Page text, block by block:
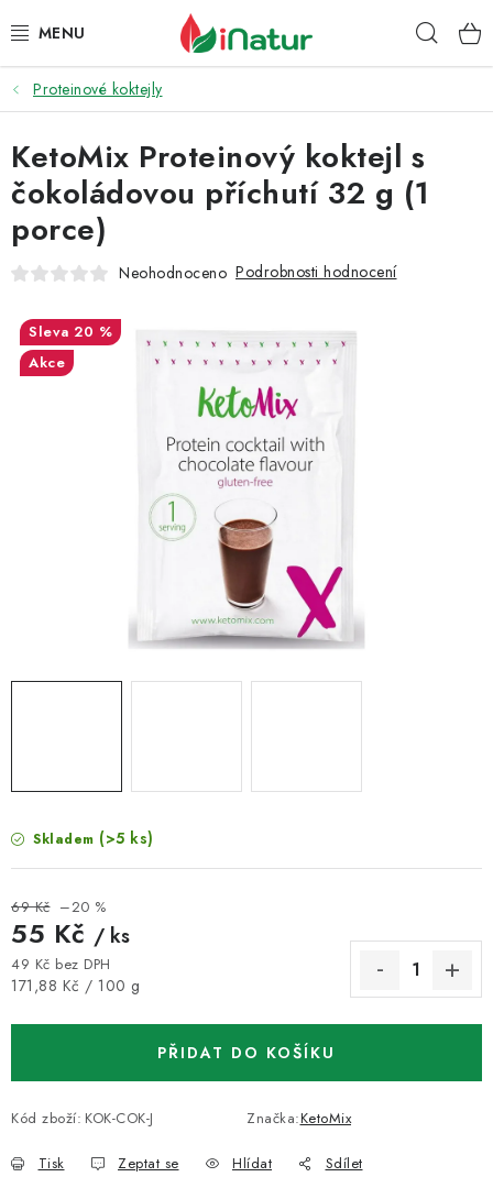
na
POTRAVINY
OŘECHY A SUŠENÉ PLODY
SNACKY
NÁPOJE
EKO DROGERIE A KOSMETIKA
VITAMÍNY
DOPRAVA A PLATBA
Proteinové koktejly
Skladem (>5 ks)
69 Kč –20 %
55 Kč / ks
49 Kč bez DPH
Měrná cena:
171,88 Kč / 100 g
PŘIDAT DO KOŠÍKU
Kód zboží: KOK-COK-J Značka:KetoMix
Tisk Zeptat se Hlídat Sdílet
KetoMix Proteinový koktejl s
čokoládovou příchutí 32 g (1
porce)
Neohodnoceno Podrobnosti hodnocení
20 %
Akce